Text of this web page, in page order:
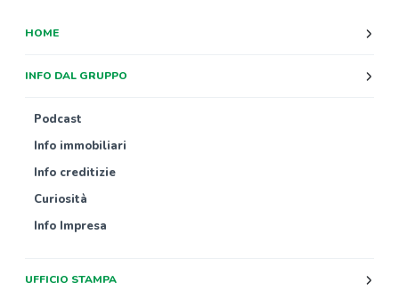
HOME
INFO DAL GRUPPO
Podcast
Info immobiliari
Info creditizie
Curiosità
Info Impresa
UFFICIO STAMPA